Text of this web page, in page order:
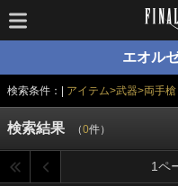
エオル
検索条件：| アイテム>武器>両手槍
検索結果 （0件）
1ペ